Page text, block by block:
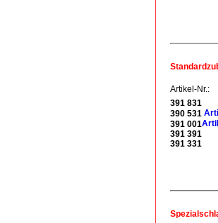
Artikel-Nr.:
391 831
390 531
391 001
391 391
391 331